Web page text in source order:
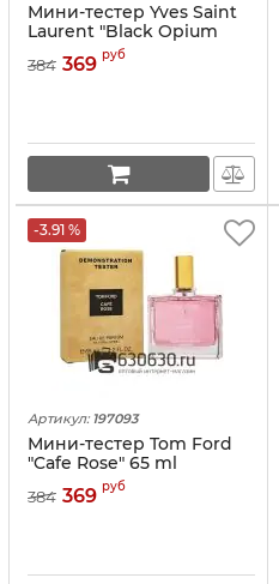
Мини-тестер Yves Saint
Laurent "Black Opium
Over Red" 65 ml
384 369 руб
-3.91 %
Артикул: 197093
Мини-тестер Tom Ford
"Cafe Rose" 65 ml
384 369 руб